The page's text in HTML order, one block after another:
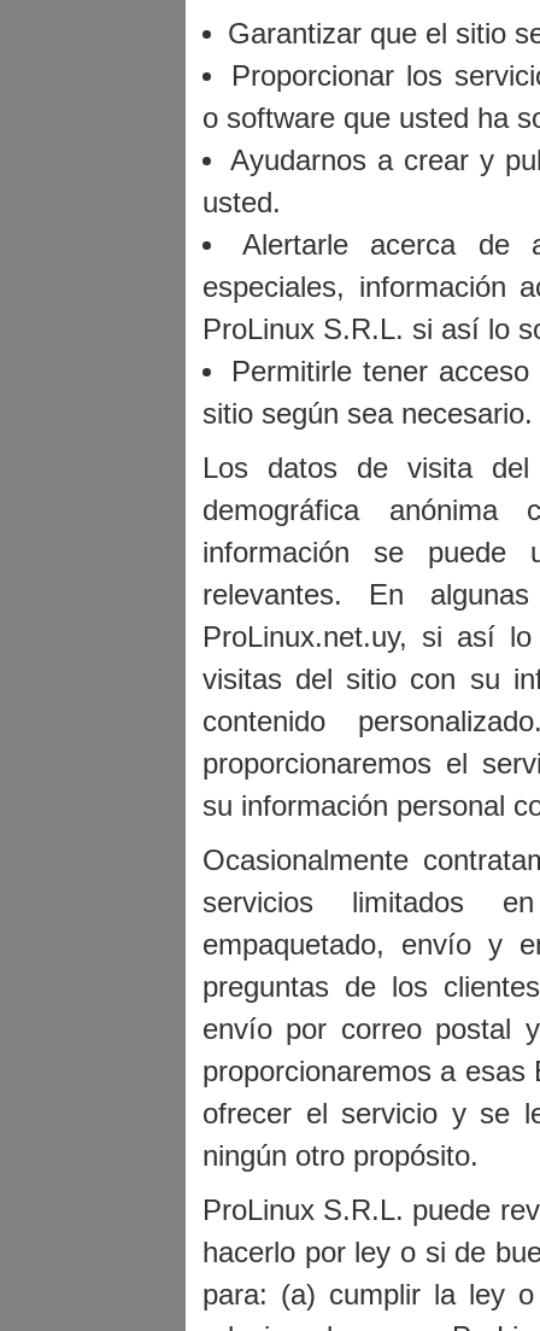
Garantizar que el sitio
Proporcionar los
o software que usted ha
Ayudarnos a crear y
usted.
Alertarle acerca de
especiales, información
ProLinux S.R.L. si así lo
Permitirle tener
sitio según sea necesario.
Los datos de visita del
demográfica
información se puede
relevantes. En
ProLinux.net.uy, si así
visitas del sitio con su
contenido
proporcionaremos el
su información personal
Ocasionalmente
servicios limitados
empaquetado, envío y
preguntas de los
envío por correo postal
proporcionaremos a esas
ofrecer el servicio y se
ningún otro propósito.
ProLinux S.R.L. puede
hacerlo por ley o si de
para: (a) cumplir la ley